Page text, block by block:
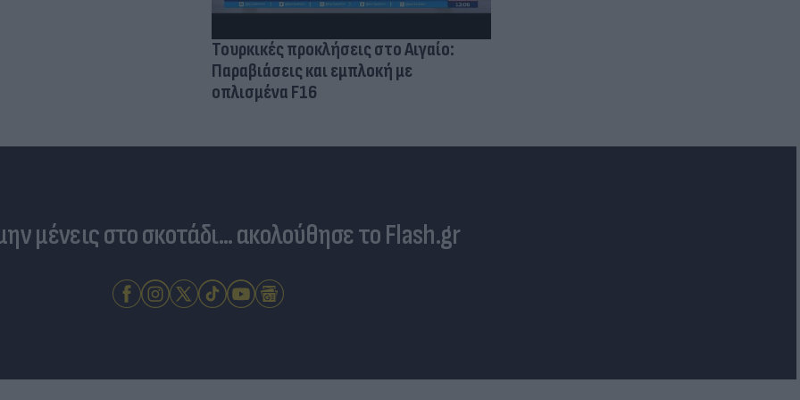
Τουρκικές προκλήσεις στο Αιγαίο:
Παραβιάσεις και εμπλοκή με
οπλισμένα F16
μένεις στο σκοτάδι... ακολούθησε το Flash.gr